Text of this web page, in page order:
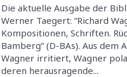
Die aktuelle Ausgabe der
Werner Taegert: “Richard
Kompositionen, Schriften.
Bamberg” (D-BAs). Aus
Wagner irritiert, Wagner
deren herausragende...